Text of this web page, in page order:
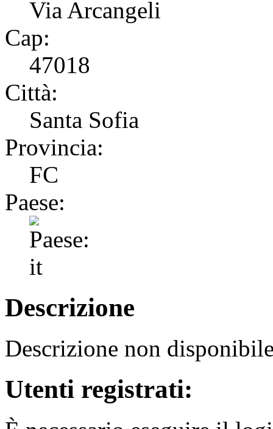
Via Arcangeli
Cap:
47018
Città:
Santa Sofia
Provincia:
FC
Paese:
Descrizione
Descrizione non
Utenti registrati: